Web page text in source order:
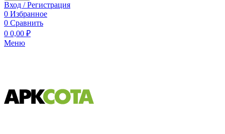
Вход / Регистрация
0 Избранное
0 Сравнить
0 0,00 ₽
Меню